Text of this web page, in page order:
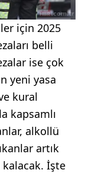
için 2025
belli
ise çok
yeni yasa
kural
kapsamlı
alkollü
artık
kalacak. İşte